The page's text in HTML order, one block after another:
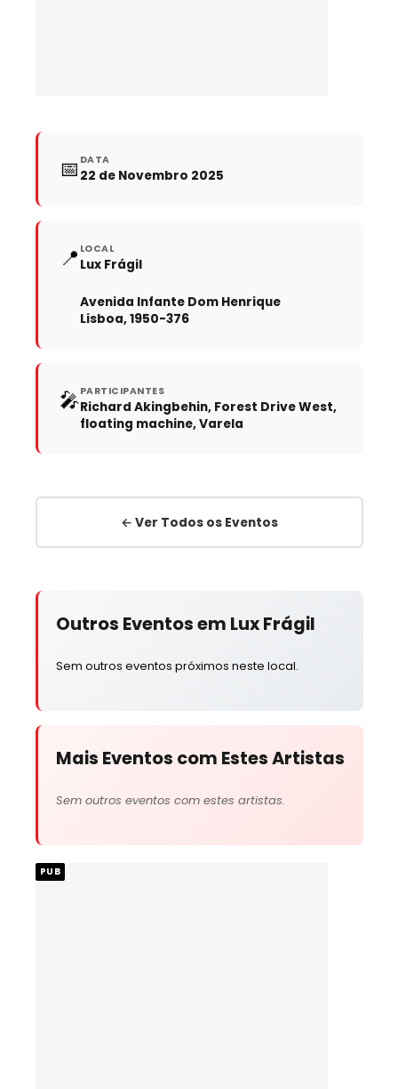
📅 DATA
22 de Novembro 2025
📍 LOCAL
Lux Frágil
Avenida Infante Dom Henrique
Lisboa, 1950-376
🎤PARTICIPANTES
Richard Akingbehin, Forest Drive West,
floating machine, Varela
← Ver Todos os Eventos
Outros Eventos em Lux Frágil
Sem outros eventos próximos neste local.
Mais Eventos com Estes Artistas
Sem outros eventos com estes artistas.
PUB